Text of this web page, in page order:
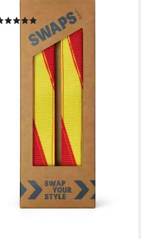
zum Individualisieren
(3)
lieferbar - in 3-4 Werktagen bei dir